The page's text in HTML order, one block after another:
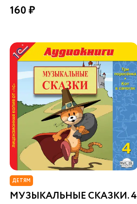
160 ₽
ДЕТЯМ
МУЗЫКАЛЬНЫЕ СКАЗКИ. 4